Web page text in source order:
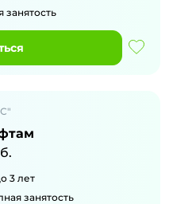
занятость
3 лет
занятость